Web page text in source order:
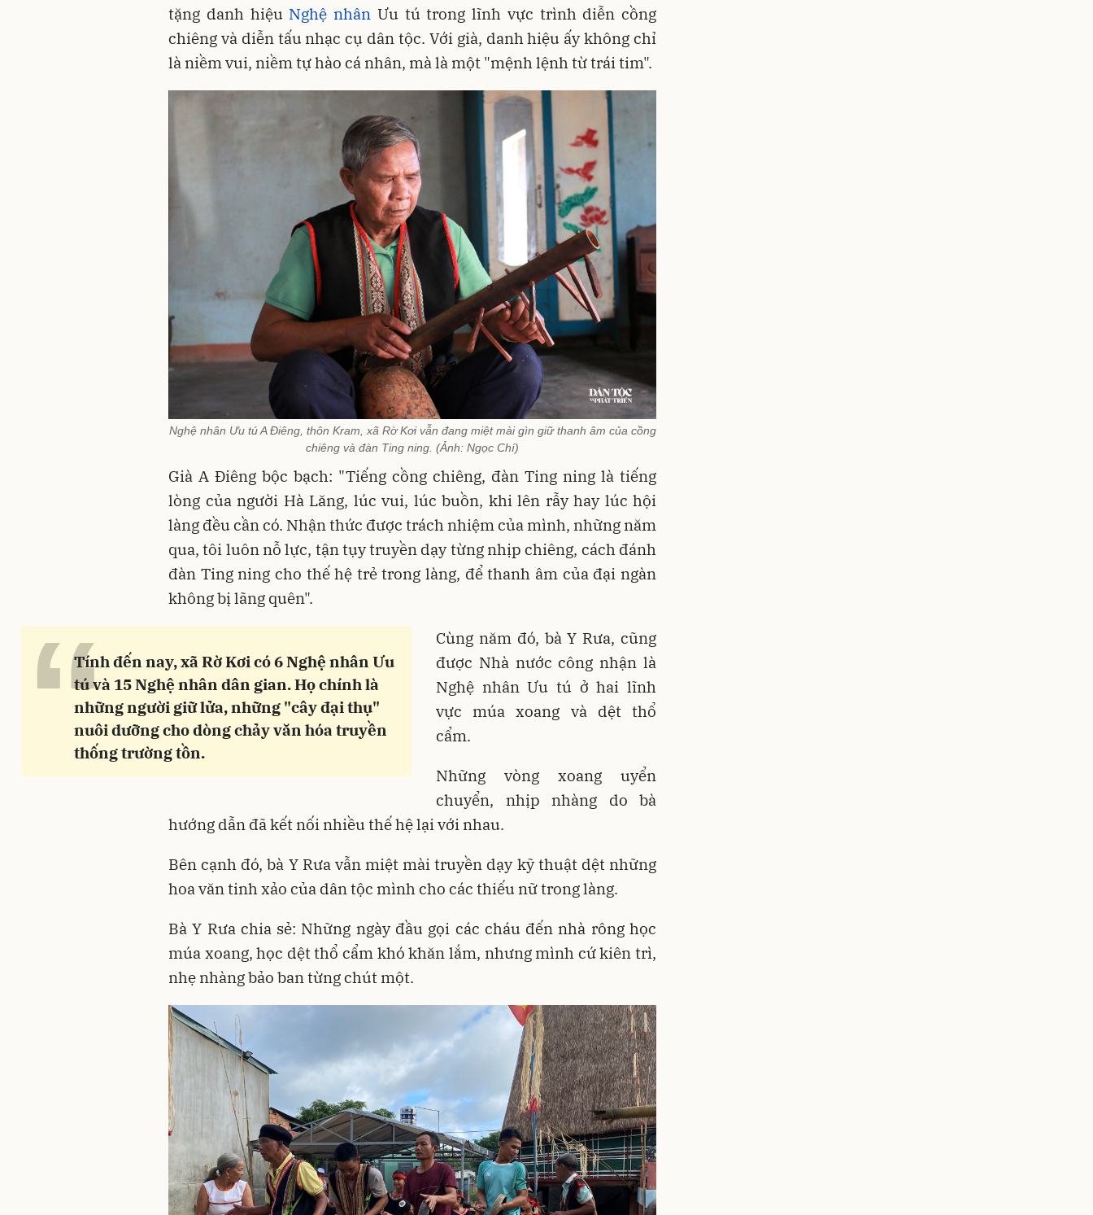
tặng danh hiệu Nghệ nhân Ưu tú trong lĩnh vực trình diễn cồng
chiêng và diễn tấu nhạc cụ dân tộc. Với già, danh hiệu ấy không chỉ
là niềm vui, niềm tự hào cá nhân, mà là một "mệnh lệnh từ trái tim".
Nghệ nhân Ưu tú A Điêng, thôn Kram, xã Rờ Kơi vẫn đang miệt mài gìn giữ thanh âm của cồng
chiêng và đàn Ting ning. (Ảnh: Ngọc Chí)
Già A Điêng bộc bạch: "Tiếng cồng chiêng, đàn Ting ning là tiếng
lòng của người Hà Lăng, lúc vui, lúc buồn, khi lên rẫy hay lúc hội
làng đều cần có. Nhận thức được trách nhiệm của mình, những năm
qua, tôi luôn nỗ lực, tận tụy truyền dạy từng nhịp chiêng, cách đánh
đàn Ting ning cho thế hệ trẻ trong làng, để thanh âm của đại ngàn
không bị lãng quên".
“Tính đến nay, xã Rờ Kơi có 6 Nghệ nhân Ưu
tú và 15 Nghệ nhân dân gian. Họ chính là
những người giữ lửa, những "cây đại thụ"
nuôi dưỡng cho dòng chảy văn hóa truyền
thống trường tồn.
Cùng năm đó, bà Y Rưa, cũng
được Nhà nước công nhận là
Nghệ nhân Ưu tú ở hai lĩnh
vực múa xoang và dệt thổ
cẩm.
Những vòng xoang uyển
chuyển, nhịp nhàng do bà
hướng dẫn đã kết nối nhiều thế hệ lại với nhau.
Bên cạnh đó, bà Y Rưa vẫn miệt mài truyền dạy kỹ thuật dệt những
hoa văn tinh xảo của dân tộc mình cho các thiếu nữ trong làng.
Bà Y Rưa chia sẻ: Những ngày đầu gọi các cháu đến nhà rông học
múa xoang, học dệt thổ cẩm khó khăn lắm, nhưng mình cứ kiên trì,
nhẹ nhàng bảo ban từng chút một.